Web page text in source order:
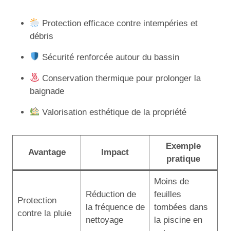
Protection efficace contre intempéries et
débris
Sécurité renforcée autour du bassin
Conservation thermique pour prolonger la
baignade
Valorisation esthétique de la propriété
Avantage Impact
Exemple
pratique
Protection
contre la pluie
Réduction de
la fréquence de
nettoyage
Moins de
feuilles
tombées dans
la piscine en